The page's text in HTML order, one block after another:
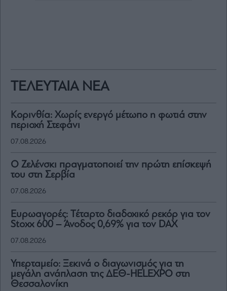
ΤΕΛΕΥΤΑΙΑ ΝΕΑ
Κορινθία: Χωρίς ενεργό μέτωπο η φωτιά στην
περιοχή Στεφάνι
07.08.2026
Ο Ζελένσκι πραγματοποιεί την πρώτη επίσκεψή
του στη Σερβία
07.08.2026
Ευρωαγορές: Τέταρτο διαδοχικό ρεκόρ για τον
Stoxx 600 – Άνοδος 0,69% για τον DAX
07.08.2026
Υπερταμείο: Ξεκινά ο διαγωνισμός για τη
μεγάλη ανάπλαση της ΔΕΘ-HELEXPO στη
Θεσσαλονίκη